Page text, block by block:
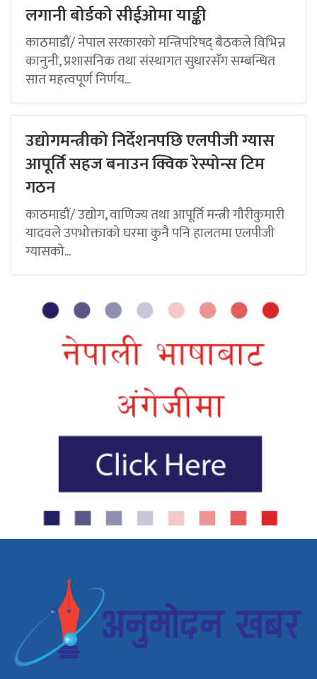
लगानी बोर्डको सीईओमा याङ्की
काठमाडौं/ नेपाल सरकारको मन्त्रिपरिषद् बैठकले विभिन्न
कानुनी, प्रशासनिक तथा संस्थागत सुधारसँग सम्बन्धित
सात महत्वपूर्ण निर्णय...
उद्योगमन्त्रीको निर्देशनपछि एलपीजी ग्यास
आपूर्ति सहज बनाउन क्विक रेस्पोन्स टिम
गठन
काठमाडौं/ उद्योग, वाणिज्य तथा आपूर्ति मन्त्री गौरीकुमारी
यादवले उपभोक्ताको घरमा कुनै पनि हालतमा एलपीजी
ग्यासको...